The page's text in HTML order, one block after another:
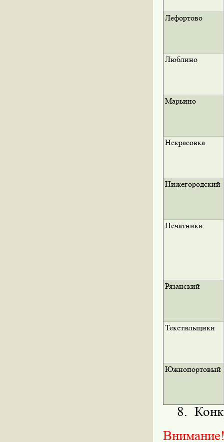
Лефортово
Люблино
Марьино
Некрасовка
Нижегородский
Печатники
Рязанский
Текстильщики
Южнопортовый
8.